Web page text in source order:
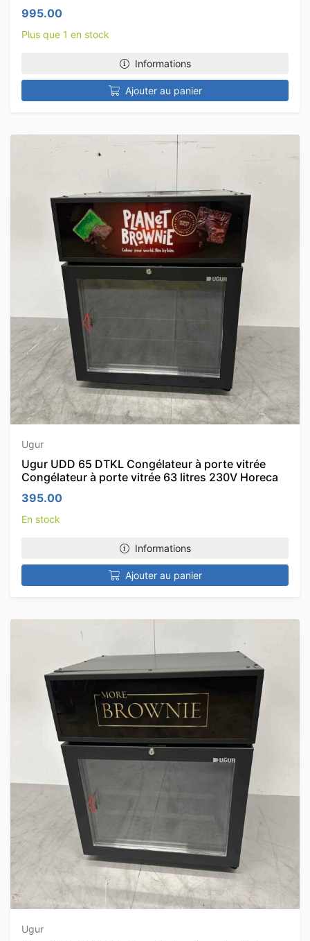
995.00
Plus que 1 en stock
Informations
Ajouter au panier
Ugur
Ugur UDD 65 DTKL Congélateur à porte vitrée
Congélateur à porte vitrée 63 litres 230V Horeca
395.00
En stock
Informations
Ajouter au panier
Ugur